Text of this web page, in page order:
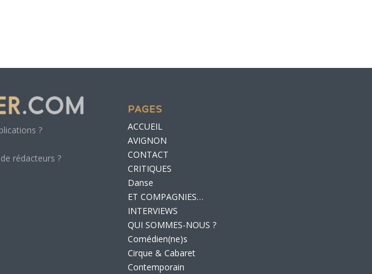
?
rédacteurs ?
PAGES
ACCUEIL
AVIGNON
CONTACT
CRITIQUES
Danse
ET COMPAGNIES…
INTERVIEWS
QUI SOMMES-NOUS ?
Comédien(ne)s
Cirque & Cabaret
Contemporain